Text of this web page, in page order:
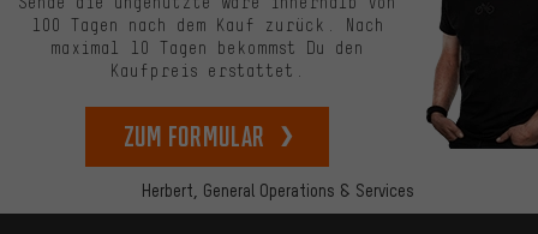
Herbert, General Operations & Services
100 Tagen nach dem Kauf zurück. Nach
maximal 10 Tagen bekommst Du den
Kaufpreis erstattet.
zum Formular